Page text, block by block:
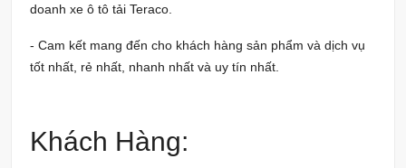
doanh xe ô tô tải Teraco.
- Cam kết mang đến cho khách hàng sản phẩm và dịch vụ
tốt nhất, rẻ nhất, nhanh nhất và uy tín nhất.
Khách Hàng: